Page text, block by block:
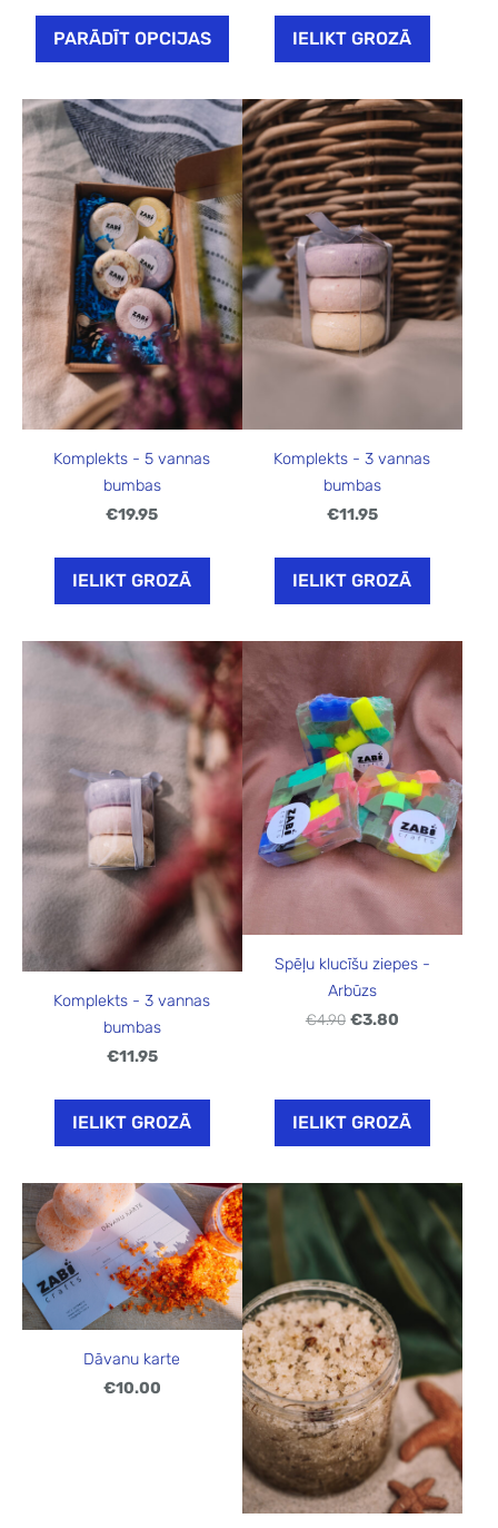
PARĀDĪT OPCIJAS IELIKT GROZĀ
Komplekts - 5 vannas
bumbas
€19.95
IELIKT GROZĀ
Komplekts - 3 vannas
bumbas
€11.95
IELIKT GROZĀ
Komplekts - 3 vannas
bumbas
€11.95
IELIKT GROZĀ
Spēļu klucīšu ziepes -
Arbūzs
€4.90 €3.80
IELIKT GROZĀ
Dāvanu karte
€10.00